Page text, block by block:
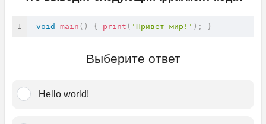
void main ( ) { print ( 'Привет мир!' ) ; }
Выберите ответ
Hello world!